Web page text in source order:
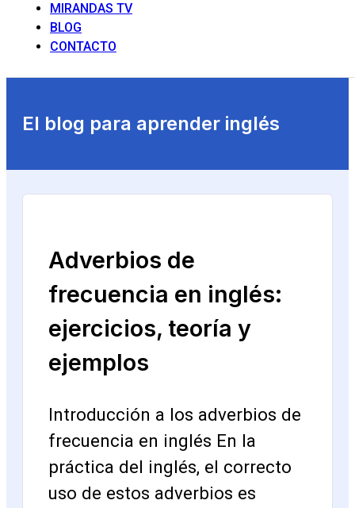
MIRANDAS TV
BLOG
CONTACTO
El blog para aprender inglés
Adverbios de
frecuencia en inglés:
ejercicios, teoría y
ejemplos
Introducción a los adverbios de
frecuencia en inglés En la
práctica del inglés, el correcto
uso de estos adverbios es